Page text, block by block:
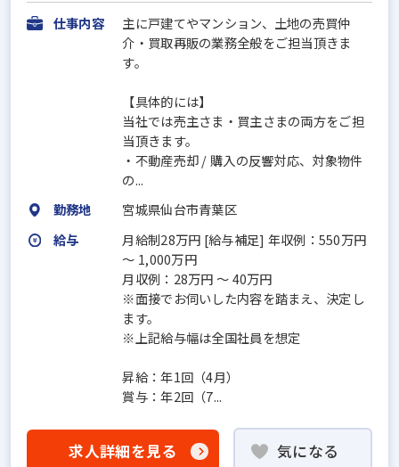
仕事内容
主に戸建てやマンション、土地の売買仲
介・買取再販の業務全般をご担当頂きま
す。
【具体的には】
当社では売主さま・買主さまの両方をご担
当頂きます。
・不動産売却 / 購入の反響対応、対象物件
の...
勤務地
宮城県仙台市青葉区
給与
月給制28万円 [給与補足] 年収例：550万円
～ 1,000万円
月収例：28万円 ～ 40万円
※面接でお伺いした内容を踏まえ、決定し
ます。
※上記給与幅は全国社員を想定
昇給：年1回（4月）
賞与：年2回（7...
求人詳細を見る 気になる